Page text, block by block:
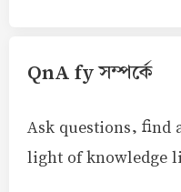
QnA fy সম্পর্কে
Ask questions, find
light of knowledge